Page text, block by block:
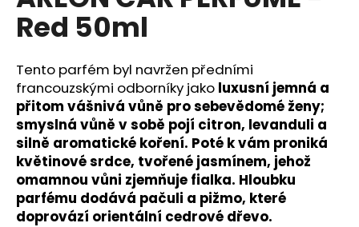
0,0
hvězdiček.
Red 50ml
Tento parfém byl navržen předními
francouzskými odborníky jako luxusní jemná a
přitom vášnivá vůně pro sebevědomé ženy;
smyslná vůně v sobě pojí citron, levanduli a
silně aromatické koření. Poté k vám proniká
květinové srdce, tvořené jasmínem, jehož
omamnou vůni zjemňuje fialka. Hloubku
parfému dodává pačuli a pižmo, které
doprovází orientální cedrové dřevo.
a
j
í
t
?
HLEDAT